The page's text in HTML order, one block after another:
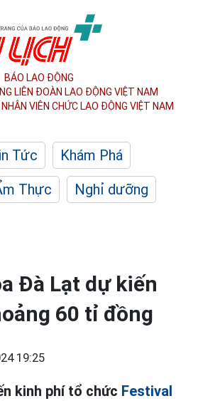
BÁO LAO ĐỘNG
LIÊN ĐOÀN LAO ĐỘNG VIỆT NAM
VIÊN CHỨC LAO ĐỘNG VIỆT NAM
Tức
Khám Phá
Thực
Nghỉ dưỡng
Đà Lạt dự kiến
60 tỉ đồng
19:25
kinh phí tổ chức Festival